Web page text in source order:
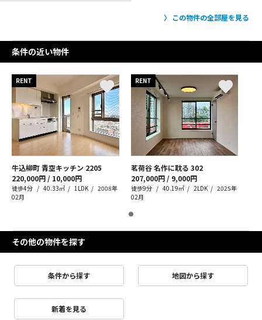
この物件の全部屋を見る
条件の近い物件
RENT
牛込柳町 青空キッチン 2205
220,000円 / 10,000円
徒歩4分 40.33㎡ 1LDK
2008年
02月
RENT
茗荷谷 名作に耽る 302
207,000円 / 9,000円
徒歩9分 40.19㎡ 2LDK
2025年
02月
その他の物件を探す
条件から探す 地図から探す
新着を見る